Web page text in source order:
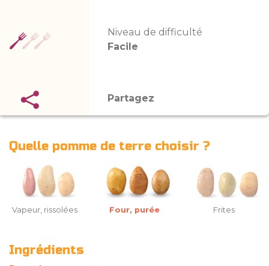
Niveau de difficulté
Facile
Partagez
Quelle pomme de terre choisir ?
Vapeur, rissolées Four, purée Frites
Ingrédients